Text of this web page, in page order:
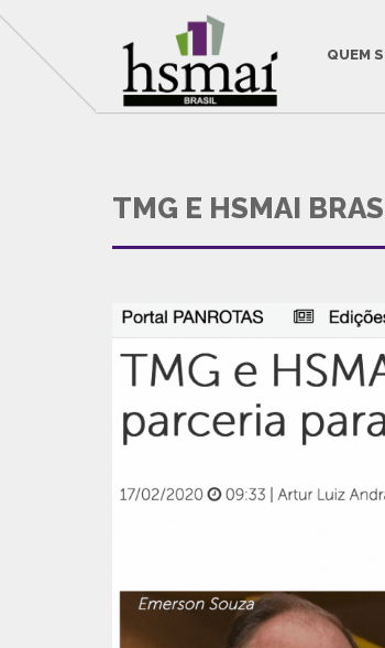
QUEM
THIS IS THE
HSMAI Brasil na Mídia
TMG E HSMAI